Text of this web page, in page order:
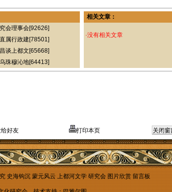
会理事会[92626]
属行政建[78501]
谈上都文 [65668]
珠穆沁地[64413]
相关文章：
·没有相关文章
好友 打印本页
史海钩沉 蒙元风云 上都河文学 研究会 图片欣赏 留言板